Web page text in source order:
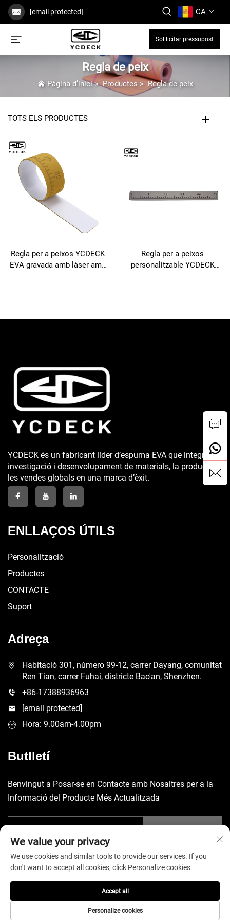
[email protected] CA
Sol·licitar pressupost
Regla de peix
Pàgina d’inici>Productes>Regla de peix
TOTS ELS PRODUCTES
Regla per a peixos YCDECK
EVA gravada amb làser amb
Regla per a peixos
personalitzable YCDECK
YCDECK és un fabricant líder d’espuma EVA que integra la
investigació i desenvolupament de materials, la producció i
les vendes globals en una marca d’èxit.
ENLLAÇOS ÚTILS
Personalització
Productes
CONTACTE
Suport
Adreça
Habitació 301, número 99-12, carrer Dayang, comunitat
Ren Tian, carrer Fuhai, districte Bao'an, Shenzhen.
+86-17388936963
[email protected]
Hora: 9.00am-4.00pm
Butlletí
Benvingut a Posar-se en Contacte amb Nosaltres per a la
Informació del Producte Més Actualitzada
Copyright © 2026 China Shenzhen Yuecheng Sporting Goods Co.,
Ltd. Tots els drets reservats. - Política de privadesa
We value your privacy
We use cookies and similar tools to provide our services. If you
don't want to accept all cookies, click Personalize cookies.
Personalize cookies
Accept all